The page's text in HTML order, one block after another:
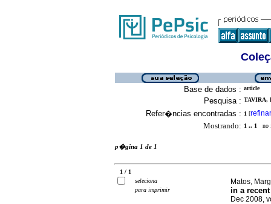
Base de dados : article
Pesquisa : TAVIRA,
Refer�ncias encontradas : 1 [refinar
Mostrando: 1 .. 1 no
p�gina 1 de 1
1 / 1
seleciona
para imprimir
Matos,
in a
Dec 2008,